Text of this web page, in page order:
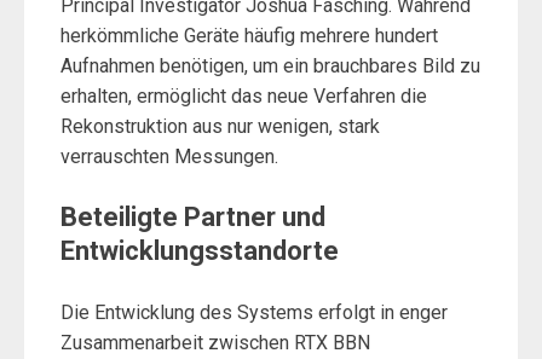
Principal Investigator Joshua Fasching. Während
herkömmliche Geräte häufig mehrere hundert
Aufnahmen benötigen, um ein brauchbares Bild zu
erhalten, ermöglicht das neue Verfahren die
Rekonstruktion aus nur wenigen, stark
verrauschten Messungen.
Beteiligte Partner und
Entwicklungsstandorte
Die Entwicklung des Systems erfolgt in enger
Zusammenarbeit zwischen RTX BBN